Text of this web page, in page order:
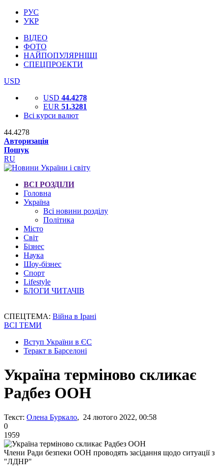
РУС
УКР
ВІДЕО
ФОТО
НАЙПОПУЛЯРНІШІ
СПЕЦПРОЕКТИ
USD
USD 44.4278
EUR 51.3281
Всі курси валют
44.4278
Авторизація
Пошук
RU
ВСІ РОЗДІЛИ
Головна
Україна
Всі новини розділу
Політика
Місто
Світ
Бізнес
Наука
Шоу-бізнес
Спорт
Lifestyle
БЛОГИ ЧИТАЧІВ
СПЕЦТЕМА: Війна в Ірані
ВСІ ТЕМИ
Вступ України в ЄС
Теракт в Барселоні
Україна терміново скликає
Радбез ООН
Текст: Олена Буркало, 24 лютого 2022, 00:58
0
1959
Члени Ради безпеки ООН проводять засідання щодо ситуації з
"ЛДНР"